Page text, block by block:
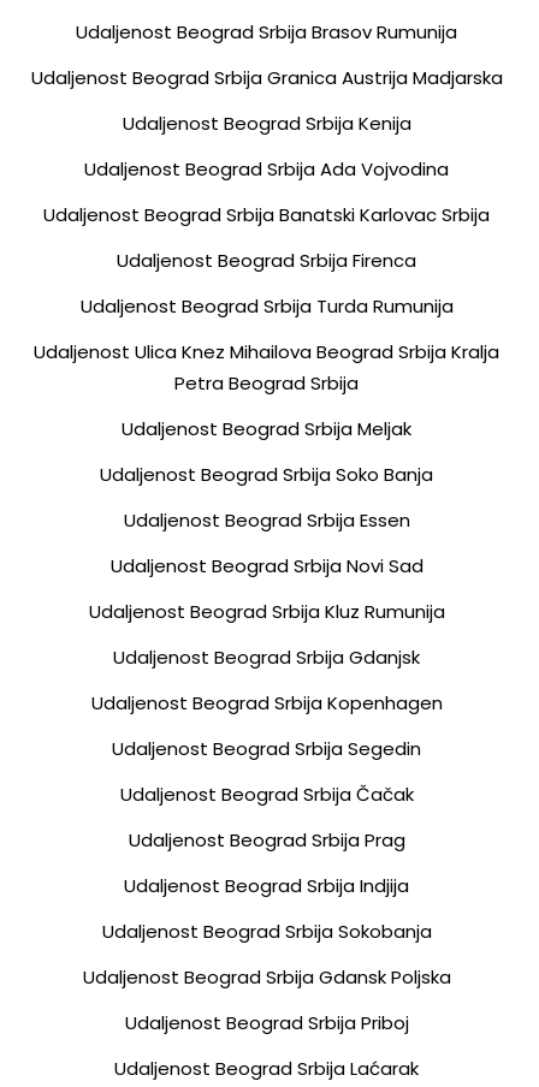
Udaljenost Beograd Srbija Brasov Rumunija
Udaljenost Beograd Srbija Granica Austrija Madjarska
Udaljenost Beograd Srbija Kenija
Udaljenost Beograd Srbija Ada Vojvodina
Udaljenost Beograd Srbija Banatski Karlovac Srbija
Udaljenost Beograd Srbija Firenca
Udaljenost Beograd Srbija Turda Rumunija
Udaljenost Ulica Knez Mihailova Beograd Srbija Kralja
Petra Beograd Srbija
Udaljenost Beograd Srbija Meljak
Udaljenost Beograd Srbija Soko Banja
Udaljenost Beograd Srbija Essen
Udaljenost Beograd Srbija Novi Sad
Udaljenost Beograd Srbija Kluz Rumunija
Udaljenost Beograd Srbija Gdanjsk
Udaljenost Beograd Srbija Kopenhagen
Udaljenost Beograd Srbija Segedin
Udaljenost Beograd Srbija Čačak
Udaljenost Beograd Srbija Prag
Udaljenost Beograd Srbija Indjija
Udaljenost Beograd Srbija Sokobanja
Udaljenost Beograd Srbija Gdansk Poljska
Udaljenost Beograd Srbija Priboj
Udaljenost Beograd Srbija Laćarak